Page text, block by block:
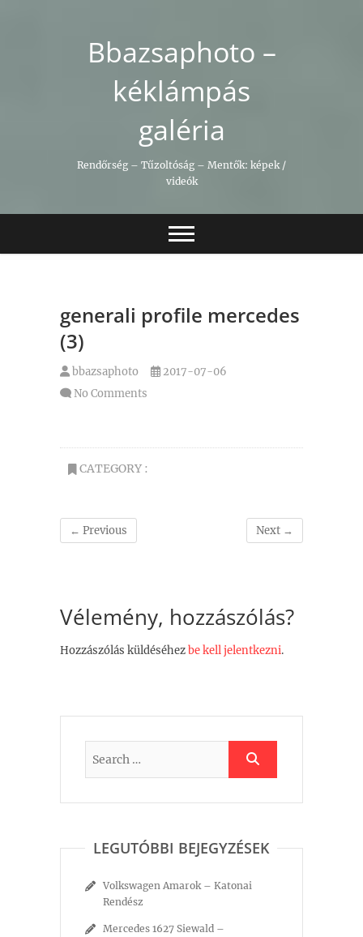
Bbazsaphoto –
kéklámpás
galéria
Rendőrség – Tűzoltóság – Mentők: képek /
videók
generali profile mercedes
(3)
bbazsaphoto
2017-07-06
No Comments
CATEGORY :
← Previous Next →
Vélemény, hozzászólás?
Hozzászólás küldéséhezbe kell jelentkezni.
LEGUTÓBBI BEJEGYZÉSEK
Volkswagen Amarok – Katonai
Rendész
Mercedes 1627 Siewald –